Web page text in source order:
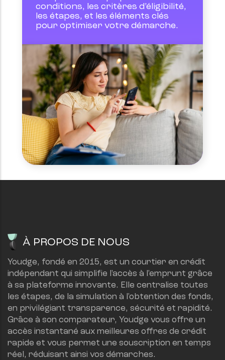
conditions, les critères d’éligibilité,
les étapes, et les éléments clés
pour optimiser votre démarche.
À PROPOS DE NOUS
Youdge, fondé en 2015, est un courtier en crédit
indépendant qui simplifie l'accès à l'emprunt grâce
à sa plateforme innovante. Elle centralise toutes
les étapes, de la simulation à l'obtention des fonds,
en privilégiant transparence, sécurité et rapidité.
Grâce à son comparateur, Youdge vous offre un
accès instantané aux meilleures offres de crédit
rapide et vous permet une souscription en temps
réel, réduisant ainsi vos démarches.